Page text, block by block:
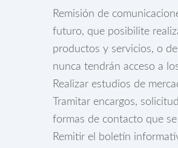
Remisión de
futuro, que posibilite
productos y servicios, o
nunca tendrán acceso a
Realizar estudios de
Tramitar encargos,
formas de contacto que
Remitir el boletín